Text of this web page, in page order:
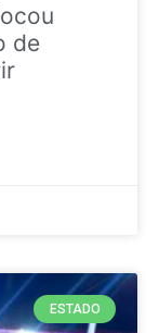
de
ESTADO